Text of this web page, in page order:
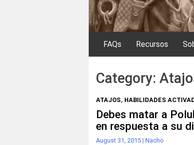
FAQs Recursos
Category:
ATAJOS, HABILIDADES
Debes matar a
en respuesta a su
August 31, 2015 | Nacho